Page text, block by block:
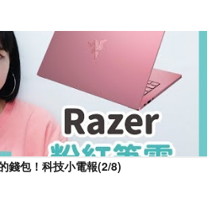
錢包！科技小電報(2/8)